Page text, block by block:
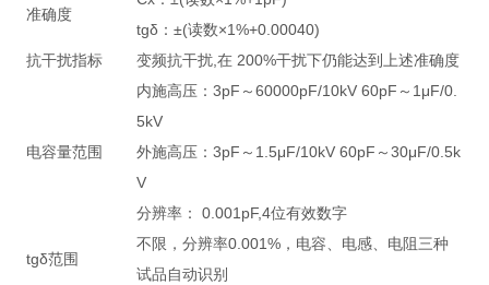
准确度
tgδ：±(读数×1%+0.00040)
抗干扰指标
变频抗干扰,在 200%干扰下仍能达到上述准确度
电容量范围
内施高压：3pF～60000pF/10kV 60pF～1μF/0.
5kV
外施高压：3pF～1.5μF/10kV 60pF～30μF/0.5k
V
分辨率： 0.001pF,4位有效数字
tgδ范围
不限，分辨率0.001%，电容、电感、电阻三种
试品自动识别